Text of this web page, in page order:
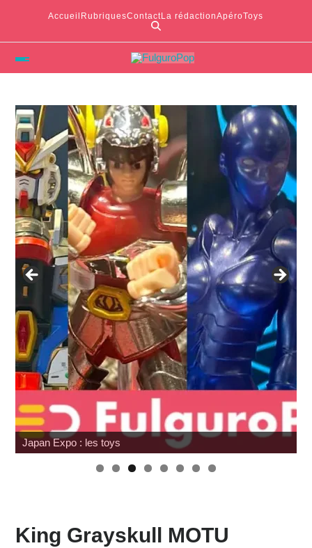
Accueil RubriquesContactLa rédactionApéroToys
Review Mafex Terminator 2 : T-800 & John Connor
King Grayskull MOTU